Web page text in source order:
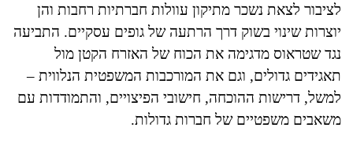
לציבור לצאת נשכר מתיקון עוולות חברתיות רחבות והן
יוצרות שינוי בשוק דרך הרתעה של גופים עסקיים. התביעה
נגד שטראוס מדגימה את הכוח של האזרח הקטן מול
תאגידים גדולים, וגם את המורכבות המשפטית הנלווית –
למשל, דרישות ההוכחה, חישובי הפיצויים, והתמודדות עם
משאבים משפטיים של חברות גדולות.